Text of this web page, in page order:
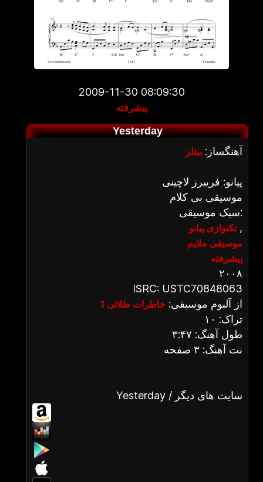
2009-11-30 08:09:30
پیشرفته
Yesterday
آهنگساز: بیتلز
پیانو: فریبرز لاچینی
موسیقی بی کلام
سبک موسیقی:
تکنوازی پیانو,
موسیقی ملایم
پیشرفته
۲۰۰۸
ISRC: USTC70848063
از آلبوم موسیقی: خاطرات طلائی 1
تراک: ۱۰
طول آهنگ: ۳:۴۷
نت آهنگ: ۳ صفحه
Yesterday / سایت های دیگر